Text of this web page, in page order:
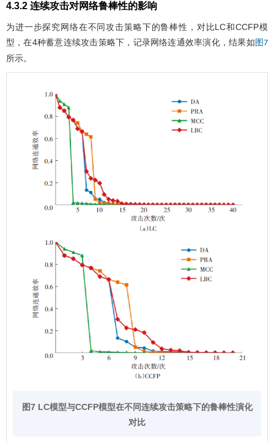
4.3.2 连续攻击对网络鲁棒性的影响
为进一步探究网络在不同攻击策略下的鲁棒性，对比LC和CCFP模
型，在4种蓄意连续攻击策略下，记录网络连通效率演化，结果如 图7
所示。
图7 LC模型与CCFP模型在不同连续攻击策略下的鲁棒性演化
对比